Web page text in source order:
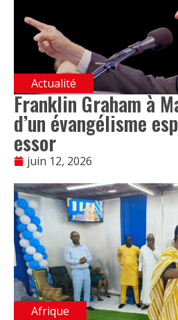
Actualité
Franklin Graham à
d’un évangélisme
essor
juin 12, 2026
Afrique